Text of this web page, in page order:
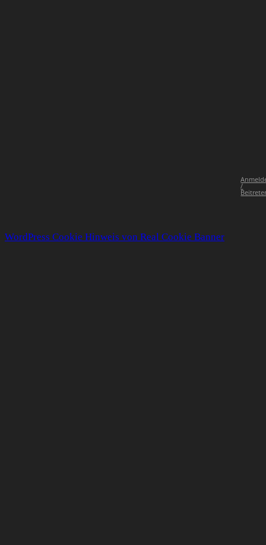
/
WordPress Cookie Hinweis von Real Cookie Banner